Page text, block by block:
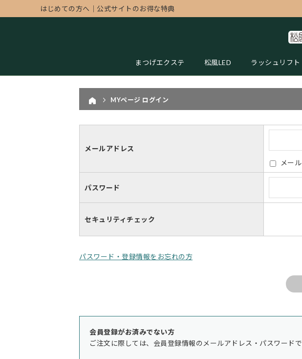
はじめての方へ 公式サイトのお得な特典
まつげエクステ 松風LED ラッシュリフト
MYページ ログイン
メールアドレス
メー
パスワード
セキュリティチェック
パスワード・登録情報をお忘れの方
会員登録がお済みでない方
ご注文に際しては、会員登録情報のメールアドレス・パスワード